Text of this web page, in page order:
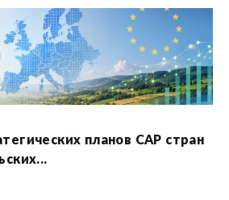
планов CAP стран